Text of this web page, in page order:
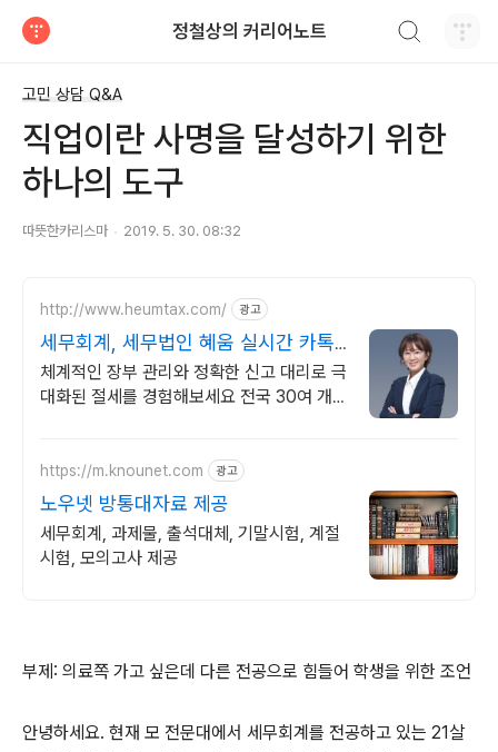
정철상의 커리어노트
고민 상담 Q&A
직업이란 사명을 달성하기 위한
하나의 도구
따뜻한카리스마 2019. 5. 30. 08:32
http://www.heumtax.com/ 광고
세무회계, 세무법인 혜움 실시간 카톡
상담 지원
체계적인 장부 관리와 정확한 신고 대리로 극
대화된 절세를 경험해보세요 전국 30여 개
https://m.knounet.com 광고
노우넷 방통대자료 제공
세무회계, 과제물, 출석대체, 기말시험, 계절
시험, 모의고사 제공
부제 : 의료쪽 가고 싶은데 다른 전공으로 힘들어 학생을 위한 조언
안녕하세요. 현재 모 전문대에서 세무회계를 전공하고 있는 21살